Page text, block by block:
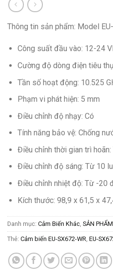
Thông tin sản phẩm: Model
Công suất đầu vào: 12-24
Cường độ dòng điện tiêu
Tần số hoạt động: 10.525
Phạm vi phát hiện: 5 mm
Điều chỉnh độ nhạy: Có
Tính năng bảo vệ: Chống
Điều chỉnh thời gian trì
Điều chỉnh độ sáng: Từ 10
Điều chỉnh nhiệt độ: Từ -20
Kích thước: 98,9 x 61,5 x
Danh mục: Cảm Biến Khác, SẢN
Thẻ: Cảm biến EU-SX672-WR, EU-